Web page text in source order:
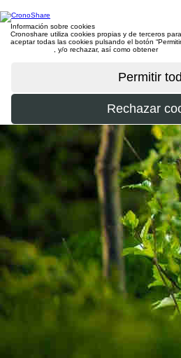
Información sobre cookies
Cronoshare utiliza cookies propias y de terceros
aceptar todas las cookies pulsando el botón
, y/o rechazar, así como obtener